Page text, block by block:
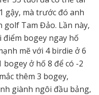
gậy, mà trước đó anh
golf Tam Đảo. Lần này,
bogey ngay hố
mẽ với 4 birdie ở 6
ở hố 8 để có -2
thêm 3 bogey,
giành ngôi đầu bảng,